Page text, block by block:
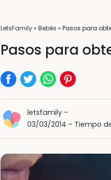
LetsFamily» Bebés » Pasos para
Pasos para
letsfamily -
03/03/2014 - Tiempo